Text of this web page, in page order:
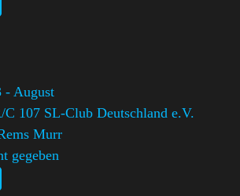
- August
C 107 SL-Club Deutschland e.V.
Murr
gegeben